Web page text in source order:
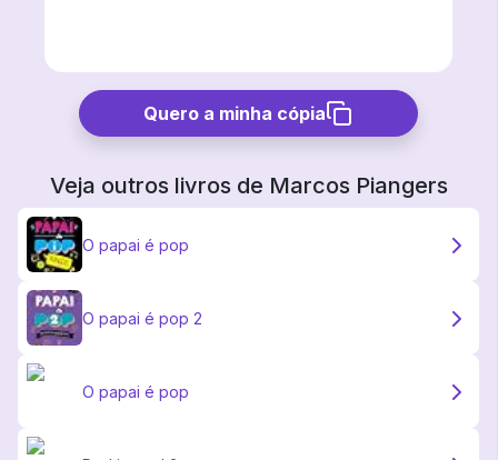
Quero a minha cópia
Veja outros livros de Marcos Piangers
O papai é pop
O papai é pop 2
O papai é pop